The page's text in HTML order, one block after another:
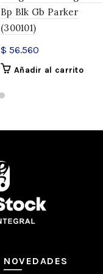
Bp Blk Gb Parker
(300101)
$ 56.560
Añadir al carrito
NOVEDADES